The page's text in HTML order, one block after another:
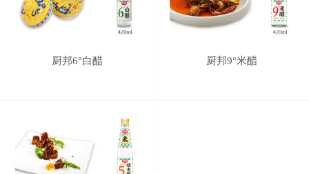
厨邦6°白醋 厨邦9°米醋